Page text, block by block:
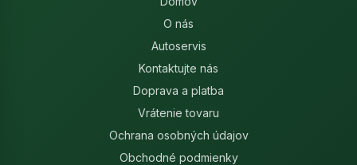
O nás
Autoservis
Kontaktujte nás
Doprava a platba
Vrátenie tovaru
Ochrana osobných údajov
Obchodné podmienky